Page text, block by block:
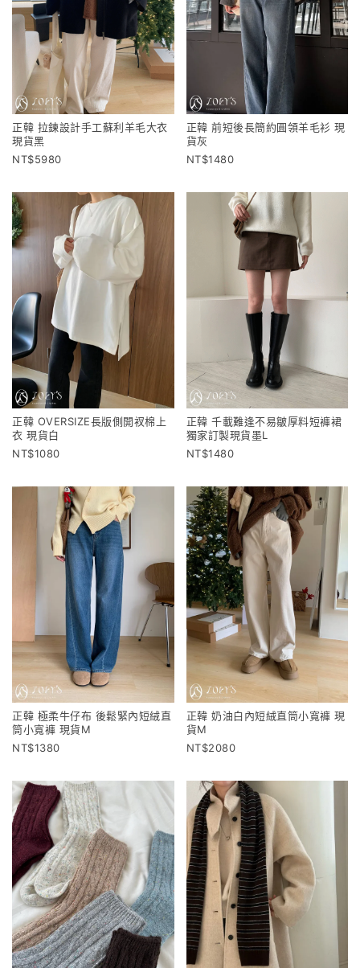
正韓 拉鍊設計手工蘇利羊毛大衣
現貨黑
5980
正韓 前短後長簡約圓領羊毛衫 現
貨灰
1480
正韓 OVERSIZE長版側開衩棉上
衣 現貨白
1080
正韓 千載難逢不易皺厚料短褲裙
獨家訂製現貨墨L
1480
正韓 極柔牛仔布 後鬆緊內短絨直
筒小寬褲 現貨M
1380
正韓 奶油白內短絨直筒小寬褲 現
貨M
2080